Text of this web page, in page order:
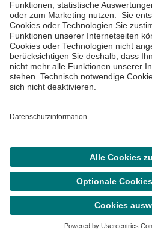
SucheTermin
oder Behandlung durch
Psycholog:innen,
medizinische
gesundheitlichen
jederzeit gerne an eine
Versorgungszentren in Ihrer
behandelnden Hausarzt.